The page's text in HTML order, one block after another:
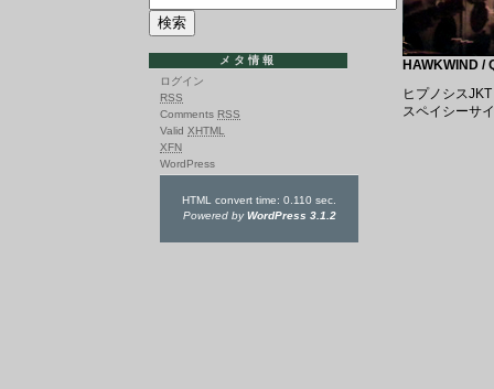
HAWKWIND /
ヒプノシス
スペイシーサ
メタ情報
ログイン
RSS
Comments RSS
Valid XHTML
XFN
WordPress
HTML convert time: 0.110 sec.
Powered byWordPress 3.1.2